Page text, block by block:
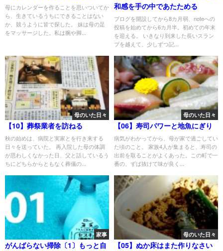
母にカレンダーを作ることを思いついてか
ら、生きているうちにできることはない
か、競うように皆で探した。 妹は母の足
をマッサージした。私は腕や脚...
和感を手の中であたためる
ブログを開設してから8カ月弱、noteへの
投稿を始めてから6カ月半。初めての年末
を迎える。 いきなり到来した長いスラン
プを越えて、少しずつ記...
母のいた日々
【10】葬祭業者を訪ねる
秋の始めは、病院と実家とを行き来する
日々を送っていた。 再入院した母の体調
が思わしくなかった日、父と話しているう
ちにどちらからともなく葬儀の...
母のいた日々
【06】寿司パワーと地魚にぎり
病気がわかってから、母が家で過ごしてい
た頃のこと。 家族4人が集まると、寿司の
出前を取ることがよくあった。この町で一
番の、ずば抜けて味が良く...
家事
がんばらない掃除〔1〕もっと自
母のいた日々
【05】ぬか床はまた作りなさい